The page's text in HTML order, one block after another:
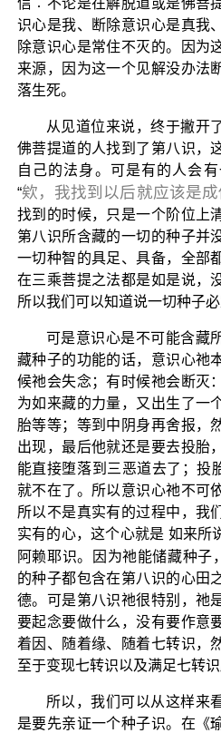
识心是我、断除意识心是真我
除意识心是常住不灭的。因为
来源，因为这一个见解没办法
落生死。
从见道位来说，终于撇开
佛菩提道的人找到了第八识，
自己的法身。可是有的人会
“欸，我找到以后就应该是
找到的时候，只是一个阶位上
第八识所含藏的一切的种子并
一切种智的具足、具备，全部
在三乘菩提之法都是如是说，
所以我们可以知道说一切种子
可是意识心是不可能含藏
藏种子的功能的话，意识心祂
候祂会失念；有时候祂会断灭
为如来藏的力量，又出生了一
胎等等；等到中阴身再舍报，
出现，最后他就还是要去投胎
能直接堕落到三恶道去了；投
就不在了。所以意识心祂不可
所以不是真实有的过程中，我
实有的心，这个心就是 如来所
阿赖耶识。因为祂能储藏种子
的种子都包含在第八识的心田
德。可是第八识祂很特别，祂
要起念要做什么，没有要作意
着因、随着缘、随着七转识，
至于变现七转识以及满足七转识
所以，我们可以从这样来
是要先亲证一个种子识。在《